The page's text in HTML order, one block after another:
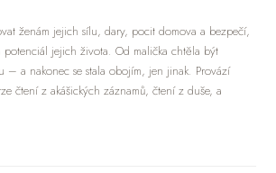
ženám jejich sílu, dary, pocit domova a bezpečí,
potenciál jejich života. Od malička chtěla být
– a nakonec se stala obojím, jen jinak. Provází
čtení z akášických záznamů, čtení z duše, a